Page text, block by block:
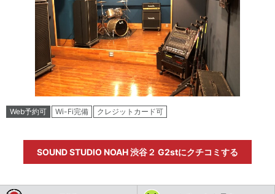
Web予約可 Wi-Fi完備 クレジットカード可
SOUND STUDIO NOAH 渋谷２ G2stにクチコミする